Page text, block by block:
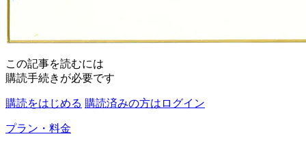
この記事を読むには
購読手続きが必要です
購読をはじめる 購読済みの方はログイン
プラン・料金